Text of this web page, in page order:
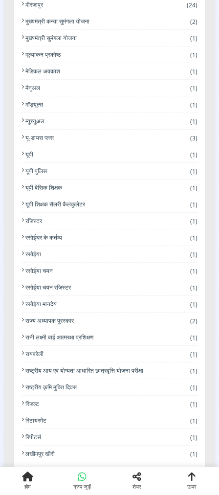
मीरजापुर
(24)
मुख्यमंत्री कन्या सुमंगला योजना
(2)
मुख्यमंत्री सुमंगला योजना
(1)
मूल्यांकन प्रकोष्ठ
(1)
मेडिकल अवकाश
(1)
मैनुअल
(1)
मॉड्यूल्स
(1)
म्यूच्यूअल
(1)
यू-डायस प्लस
(3)
यूपी
(1)
यूपी पुलिस
(1)
यूपी बेसिक शिक्षक
(1)
यूपी शिक्षक सैलरी कैलकुलेटर
(1)
रजिस्टर
(1)
रसोईघर के कर्तव्य
(1)
रसोईया
(1)
रसोईया चयन
(1)
रसोईया चयन रजिस्टर
(1)
रसोईया मानदेय
(1)
राज्य अध्यापक पुरस्कार
(2)
रानी लक्ष्मी बाई आत्मरक्षा प्रशिक्षण
(1)
रायबरेली
(1)
राष्ट्रीय आय एवं योग्यता आधारित छात्रवृत्ति योजना परीक्षा
(1)
राष्ट्रीय कृमि मुक्ति दिवस
(1)
रिजल्ट
(1)
रिटायरमेंट
(1)
रिपीटर्स
(1)
लखीमपुर खीरी
(1)
लर्निंग कॉर्नर
(2)
लिमिट
(1)
होम ग्रुप जुड़ें शेयर ऊपर